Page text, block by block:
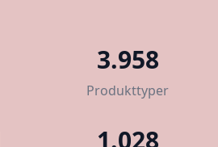
3.958
Produkttyper
1.028